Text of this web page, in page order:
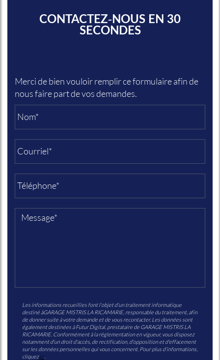
CONTACTEZ-NOUS EN 30
SECONDES
Merci de bien vouloir remplir ce formulaire afin de
nous faire part de vos demandes.
Les informations recueillies font l’objet d’un traitement informatique
destiné àGARAGE MISTRIS LA RICAMARIE, responsable du traitement, afin
de donner suite à votre demande et de vous recontacter. Les données sont
également destinées à Futur Digital, prestataire de GARAGE MISTRIS LA
RICAMARIE. Conformément à la réglementation en vigueur, vous disposez
notamment d'un droit d'accès, de rectification, d'opposition et d'effacement
sur les données personnelles qui vous concernent. Pour plus d’informations,
cliquezici.